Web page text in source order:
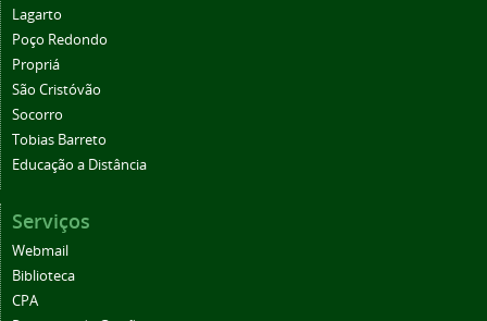
Lagarto
Poço Redondo
Propriá
São Cristóvão
Socorro
Tobias Barreto
Educação a Distância
Serviços
Webmail
Biblioteca
CPA